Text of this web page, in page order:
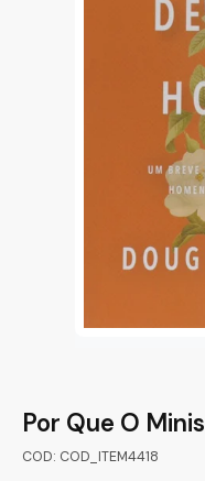
Por Que O
COD: COD_ITEM4418